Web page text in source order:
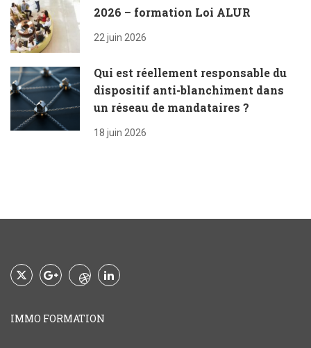
2026 – formation Loi ALUR
22 juin 2026
Qui est réellement responsable du
dispositif anti-blanchiment dans
un réseau de mandataires ?
18 juin 2026
IMMO FORMATION